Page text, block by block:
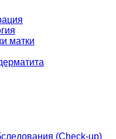
матки
(Check-up)